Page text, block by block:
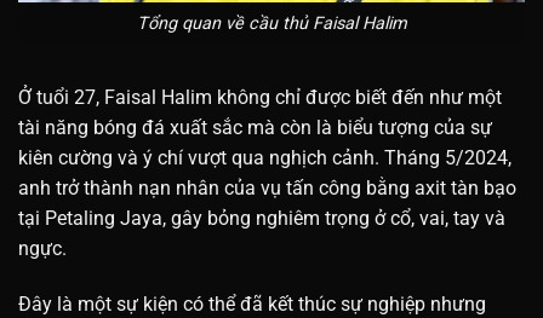
Tổng quan về cầu thủ Faisal Halim
Ở tuổi 27, Faisal Halim không chỉ được biết đến như một
tài năng bóng đá xuất sắc mà còn là biểu tượng của sự
kiên cường và ý chí vượt qua nghịch cảnh. Tháng 5/2024,
anh trở thành nạn nhân của vụ tấn công bằng axit tàn bạo
tại Petaling Jaya, gây bỏng nghiêm trọng ở cổ, vai, tay và
ngực.
Đây là một sự kiện có thể đã kết thúc sự nghiệp nhưng